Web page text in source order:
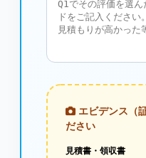
エビデンス（
ださい
見積書・領収書